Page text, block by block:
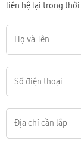
liên hệ lại trong